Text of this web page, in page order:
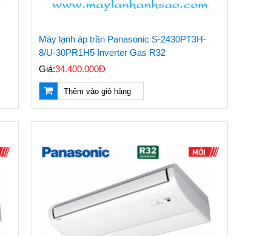
Máy lạnh áp trần Panasonic S-2430PT3H-
8/U-30PR1H5 Inverter Gas R32
Giá:34.400.000Đ
Thêm vào giỏ hàng